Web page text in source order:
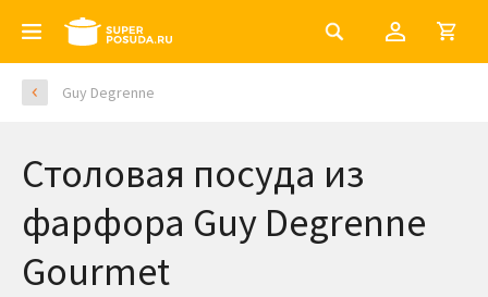
Guy Degrenne
Столовая посуда из
фарфора Guy Degrenne
Gourmet